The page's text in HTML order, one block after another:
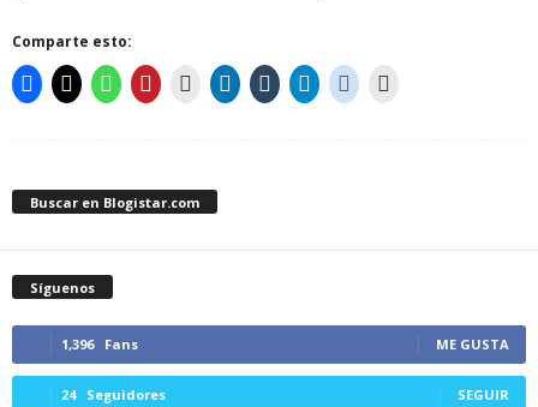
Comparte esto:
Buscar en Blogistar.com
Síguenos
1,396 Fans ME GUSTA
24 Seguidores SEGUIR